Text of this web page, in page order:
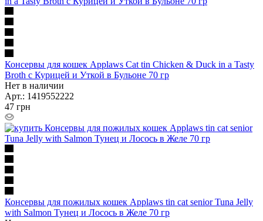
Консервы для кошек Applaws Cat tin Chicken & Duck in a Tasty
Broth с Курицей и Уткой в Бульоне 70 гр
Нет в наличии
Арт.: 1419552222
47 грн
Консервы для пожилых кошек Applaws tin cat senior Tuna Jelly
with Salmon Тунец и Лосось в Желе 70 гр